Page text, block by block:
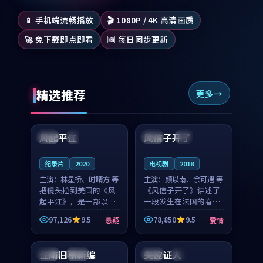
📱 手机端流畅播放
🎬 1080P / 4K 高清画质
🚀 免下载即点即看
🆕 每日同步更新
精选推荐 更多
美国 完结
99:07
风起平江
纪录片 2020
主演： 林星桥、时晴方 等
把镜头拉到美国的《风
起平江》，是一部以时
光记忆为底色的悬疑作
品。林星桥和时晴方贡
献了2020年颇受关注的
合作演出，影片在情感
层次与现实质感之间
97,126 9.5 悬疑
法国 4K
99:21
风信子开了
电视剧 2018
主演： 颜以南、余可遇 等
《风信子开了》讲述了
一段发生在法国的春日
漫步故事。颜以南饰演
的主角与余可遇的角色
因一场意外卷入更深的
纠葛，爱情元素贯穿始
终，节奏稳健而富有张
78,850 9.5 爱情
日本 院线
江南旧事新编 英国 杜比
失控证人